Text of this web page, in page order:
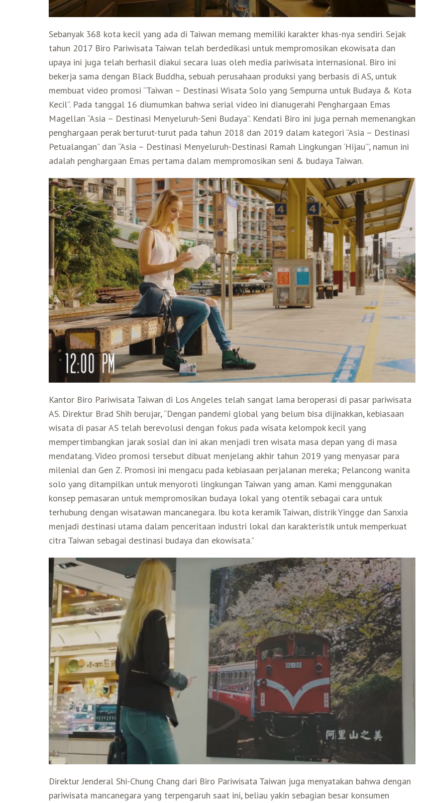
Sebanyak 368 kota kecil yang ada di Taiwan memang memiliki karakter khas-nya sendiri. Sejak
tahun 2017 Biro Pariwisata Taiwan telah berdedikasi untuk mempromosikan ekowisata dan
upaya ini juga telah berhasil diakui secara luas oleh media pariwisata internasional. Biro ini
bekerja sama dengan Black Buddha, sebuah perusahaan produksi yang berbasis di AS, untuk
membuat video promosi “Taiwan – Destinasi Wisata Solo yang Sempurna untuk Budaya & Kota
Kecil”. Pada tanggal 16 diumumkan bahwa serial video ini dianugerahi Penghargaan Emas
Magellan “Asia – Destinasi Menyeluruh-Seni Budaya”. Kendati Biro ini juga pernah memenangkan
penghargaan perak berturut-turut pada tahun 2018 dan 2019 dalam kategori “Asia – Destinasi
Petualangan” dan “Asia – Destinasi Menyeluruh-Destinasi Ramah Lingkungan ‘Hijau’”, namun ini
adalah penghargaan Emas pertama dalam mempromosikan seni & budaya Taiwan.
Kantor Biro Pariwisata Taiwan di Los Angeles telah sangat lama beroperasi di pasar pariwisata
AS. Direktur Brad Shih berujar, “Dengan pandemi global yang belum bisa dijinakkan, kebiasaan
wisata di pasar AS telah berevolusi dengan fokus pada wisata kelompok kecil yang
mempertimbangkan jarak sosial dan ini akan menjadi tren wisata masa depan yang di masa
mendatang. Video promosi tersebut dibuat menjelang akhir tahun 2019 yang menyasar para
milenial dan Gen Z. Promosi ini mengacu pada kebiasaan perjalanan mereka; Pelancong wanita
solo yang ditampilkan untuk menyoroti lingkungan Taiwan yang aman. Kami menggunakan
konsep pemasaran untuk mempromosikan budaya lokal yang otentik sebagai cara untuk
terhubung dengan wisatawan mancanegara. Ibu kota keramik Taiwan, distrik Yingge dan Sanxia
menjadi destinasi utama dalam penceritaan industri lokal dan karakteristik untuk memperkuat
citra Taiwan sebagai destinasi budaya dan ekowisata.”
Direktur Jenderal Shi-Chung Chang dari Biro Pariwisata Taiwan juga menyatakan bahwa dengan
pariwisata mancanegara yang terpengaruh saat ini, beliau yakin sebagian besar konsumen